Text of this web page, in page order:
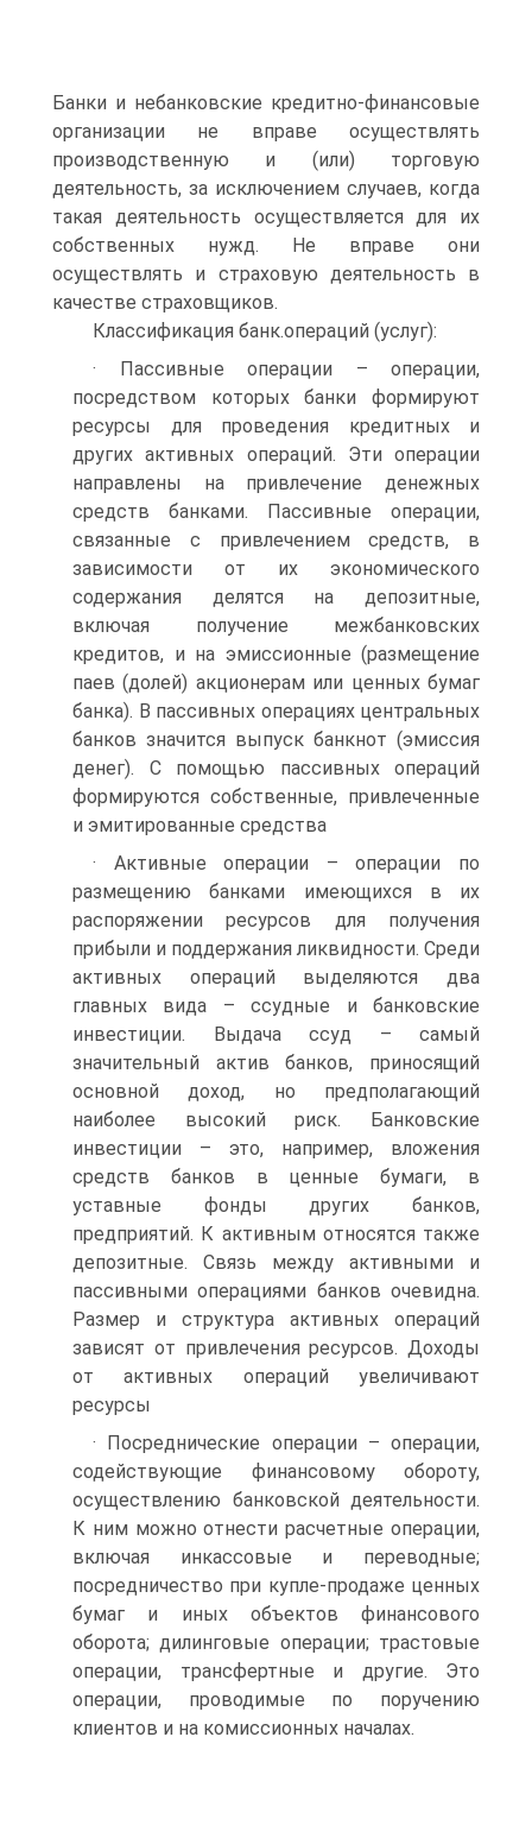
Банки и небанковские кредитно-финансовые
организации не вправе осуществлять
производственную и (или) торговую
деятельность, за исключением случаев, когда
такая деятельность осуществляется для их
собственных нужд. Не вправе они
осуществлять и страховую деятельность в
качестве страховщиков.
Классификация банк.операций (услуг):
· Пассивные операции – операции,
посредством которых банки формируют
ресурсы для проведения кредитных и
других активных операций. Эти операции
направлены на привлечение денежных
средств банками. Пассивные операции,
связанные с привлечением средств, в
зависимости от их экономического
содержания делятся на депозитные,
включая получение межбанковских
кредитов, и на эмиссионные (размещение
паев (долей) акционерам или ценных бумаг
банка). В пассивных операциях центральных
банков значится выпуск банкнот (эмиссия
денег). С помощью пассивных операций
формируются собственные, привлеченные
и эмитированные средства
· Активные операции – операции по
размещению банками имеющихся в их
распоряжении ресурсов для получения
прибыли и поддержания ликвидности. Среди
активных операций выделяются два
главных вида – ссудные и банковские
инвестиции. Выдача ссуд – самый
значительный актив банков, приносящий
основной доход, но предполагающий
наиболее высокий риск. Банковские
инвестиции – это, например, вложения
средств банков в ценные бумаги, в
уставные фонды других банков,
предприятий. К активным относятся также
депозитные. Связь между активными и
пассивными операциями банков очевидна.
Размер и структура активных операций
зависят от привлечения ресурсов. Доходы
от активных операций увеличивают
ресурсы
· Посреднические операции – операции,
содействующие финансовому обороту,
осуществлению банковской деятельности.
К ним можно отнести расчетные операции,
включая инкассовые и переводные;
посредничество при купле-продаже ценных
бумаг и иных объектов финансового
оборота; дилинговые операции; трастовые
операции, трансфертные и другие. Это
операции, проводимые по поручению
клиентов и на комиссионных началах.